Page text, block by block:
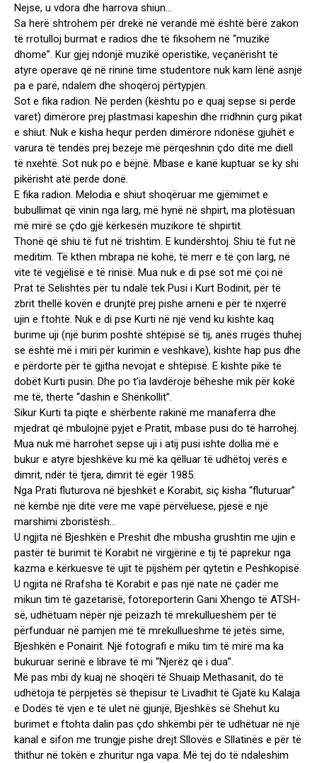
Nejse, u vdora dhe harrova shiun…
Sa herë shtrohem për drekë në verandë më është bërë zakon
të rrotulloj burmat e radios dhe të fiksohem në “muzikë
dhome”. Kur gjej ndonjë muzikë operistike, veçanërisht të
atyre operave që në rininë time studentore nuk kam lënë asnjë
pa e parë, ndalem dhe shoqëroj përtypjen.
Sot e fika radion. Në perden (kështu po e quaj sepse si perde
varet) dimërore prej plastmasi kapeshin dhe rridhnin çurg pikat
e shiut. Nuk e kisha hequr perden dimërore ndonëse gjuhët e
varura të tendës prej bezeje më përqeshnin çdo ditë me diell
të nxehtë. Sot nuk po e bëjnë. Mbase e kanë kuptuar se ky shi
pikërisht atë perde donë.
E fika radion. Melodia e shiut shoqëruar me gjëmimet e
bubullimat që vinin nga larg, më hynë në shpirt, ma plotësuan
më mirë se çdo gjë kërkesën muzikore të shpirtit.
Thonë që shiu të fut në trishtim. E kundërshtoj. Shiu të fut në
meditim. Të kthen mbrapa në kohë, të merr e të çon larg, në
vite të vegjëlisë e të rinisë. Mua nuk e di pse sot më çoi në
Prat të Selishtës për tu ndalë tek Pusi i Kurt Bodinit, për të
zbrit thellë kovën e drunjtë prej pishe arneni e për të nxjerrë
ujin e ftohtë. Nuk e di pse Kurti në një vend ku kishte kaq
burime uji (një burim poshtë shtëpisë së tij, anës rrugës thuhej
se është më i miri për kurimin e veshkave), kishte hap pus dhe
e përdorte për të gjitha nevojat e shtëpisë. E kishte pikë të
dobët Kurti pusin. Dhe po t’ia lavdëroje bëheshe mik për kokë
me të, therte “dashin e Shënkollit”.
Sikur Kurti ta piqte e shërbente rakinë me manaferra dhe
mjedrat që mbulojnë pyjet e Pratit, mbase pusi do të harrohej.
Mua nuk më harrohet sepse uji i atij pusi ishte dollia më e
bukur e atyre bjeshkëve ku më ka qëlluar të udhëtoj verës e
dimrit, ndër të tjera, dimrit të egër 1985.
Nga Prati fluturova në bjeshkët e Korabit, siç kisha “fluturuar”
në këmbë një ditë vere me vapë përvëluese, pjesë e një
marshimi zboristësh…
U ngjita në Bjeshkën e Preshit dhe mbusha grushtin me ujin e
pastër të burimit të Korabit në virgjërinë e tij të paprekur nga
kazma e kërkuesve të ujit të pijshëm për qytetin e Peshkopisë.
U ngjita në Rrafsha të Korabit e pas një nate në çadër me
mikun tim të gazetarisë, fotoreporterin Gani Xhengo të ATSH-
së, udhëtuam nëpër një peizazh të mrekullueshëm për të
përfunduar në pamjen më të mrekullueshme të jetës sime,
Bjeshkën e Ponairit. Një fotografi e miku tim të mirë ma ka
bukuruar serinë e librave të mi “Njerëz që i dua”.
Më pas mbi dy kuaj në shoqëri të Shuaip Methasanit, do të
udhëtoja të përpjetës së thepisur të Livadhit të Gjatë ku Kalaja
e Dodës të vjen e të ulet në gjunjë, Bjeshkës së Shehut ku
burimet e ftohta dalin pas çdo shkëmbi për të udhëtuar në një
kanal e sifon me trungje pishe drejt Sllovës e Sllatinës e për të
thithur në tokën e zhuritur nga vapa. Më tej do të ndaleshim